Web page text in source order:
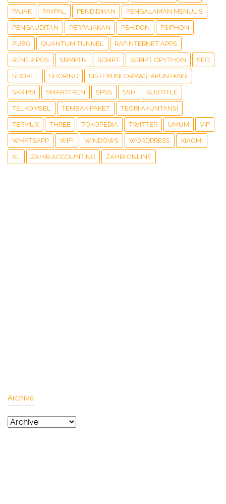
PAJAK PAYPAL PENDIDIKAN PENGALAMAN MENULIS
PENGAUDITAN PERPAJAKAN PSHIPON PSIPHON
PUBG QUANTUM TUNNEL RAFINTERNET APPS
RENE 2 POS SBMPTN SCRIPT SCRIPT QPYTHON SEO
SHOPEE SHOPING SISTEM INFORMASI AKUNTANSI
SKRIPSI SMARTFREN SPSS SSH SUBTITLE
TELKOMSEL TEMBAK PAKET TEORI AKUNTANSI
TERMUX THREE TOKOPEDIA TWITTER UMUM VIP
WHATSAPP WIFI WINDOWS WORDPRESS XIAOMI
XL ZAHIR ACCOUNTING ZAHIR ONLINE
Archive